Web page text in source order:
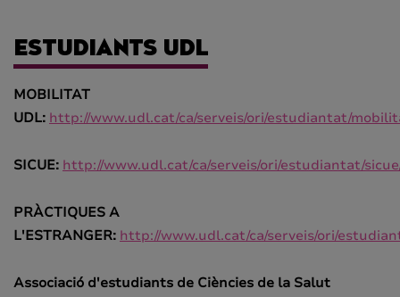
ESTUDIANTS UDL
MOBILITAT
UDL: http://www.udl.cat/ca/serveis/ori/estudiantat/
SICUE: http://www.udl.cat/ca/serveis/ori/estudiantat/
PRÀCTIQUES A
L'ESTRANGER: http://www.udl.cat/ca/serveis/ori/
Associació d'estudiants de Ciències de la Salut